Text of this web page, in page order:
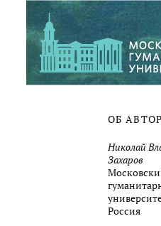
ОБ
Николай
Захаров
Россия